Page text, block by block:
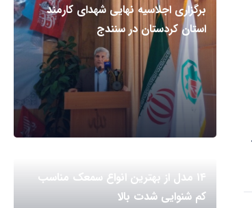
برگزاری اجلاسیه نهایی شهدای کارمند
استان کردستان در سنندج
۱۴ مدل از بهترین انواع سمعک مناسب
کم شنوایی شدت بالا